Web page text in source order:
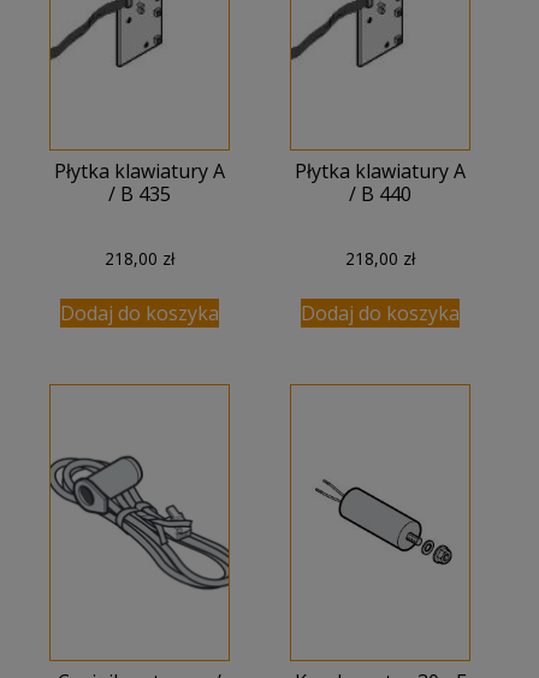
Płytka klawiatury A
/ B 435
218,00 zł
Dodaj do koszyka
Płytka klawiatury A
/ B 440
218,00 zł
Dodaj do koszyka